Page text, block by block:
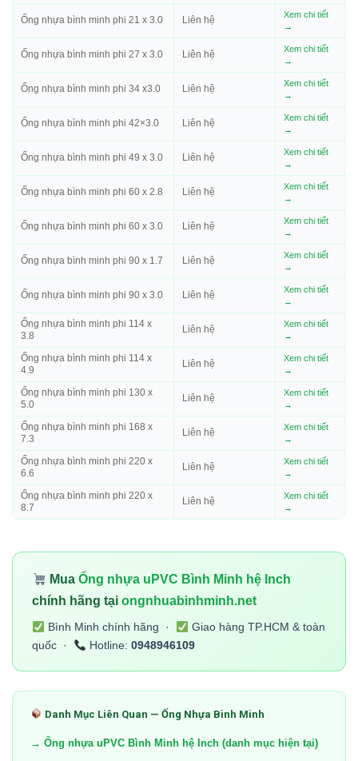
Ống nhựa bình minh phi 21 x 3.0 Liên hệ
Xem chi tiết
→
Ống nhựa bình minh phi 27 x 3.0 Liên hệ
Xem chi tiết
→
Ống nhựa bình minh phi 34 x3.0 Liên hệ
Xem chi tiết
→
Ống nhựa bình minh phi 42×3.0 Liên hệ
Xem chi tiết
→
Ống nhựa bình minh phi 49 x 3.0 Liên hệ
Xem chi tiết
→
Ống nhựa bình minh phi 60 x 2.8 Liên hệ
Xem chi tiết
→
Ống nhựa bình minh phi 60 x 3.0 Liên hệ
Xem chi tiết
→
Ống nhựa bình minh phi 90 x 1.7 Liên hệ
Xem chi tiết
→
Ống nhựa bình minh phi 90 x 3.0 Liên hệ
Xem chi tiết
→
Ống nhựa bình minh phi 114 x
3.8
Liên hệ
Xem chi tiết
→
Ống nhựa bình minh phi 114 x
4.9
Liên hệ
Xem chi tiết
→
Ống nhựa bình minh phi 130 x
5.0
Liên hệ
Xem chi tiết
→
Ống nhựa bình minh phi 168 x
7.3
Liên hệ
Xem chi tiết
→
Ống nhựa bình minh phi 220 x
6.6
Liên hệ
Xem chi tiết
→
Ống nhựa bình minh phi 220 x
8.7
Liên hệ
Xem chi tiết
→
MuaỐng nhựa uPVC Bình Minh hệ Inch
chính hãng tại ongnhuabinhminh.net
Bình Minh chính hãng ·
Giao hàng TP.HCM & toàn
quốc ·
Hotline: 0948946109
Danh Mục Liên Quan — Ống Nhựa Bình Minh
→ Ống nhựa uPVC Bình Minh hệ Inch (danh mục hiện tại)